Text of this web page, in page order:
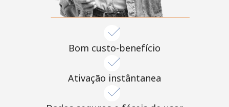
Bom custo-benefício
Ativação instântanea